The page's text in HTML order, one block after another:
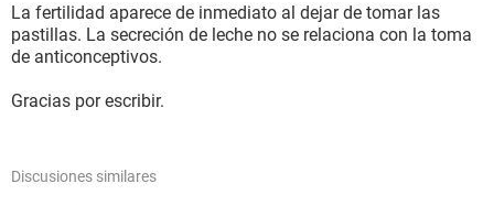
La fertilidad aparece de inmediato al dejar de tomar las
pastillas. La secreción de leche no se relaciona con la toma
de anticonceptivos.
Gracias por escribir.
Discusiones similares